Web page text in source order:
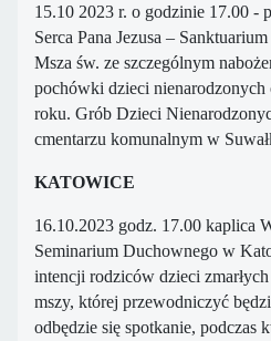
15.10 2023 r. o godzinie 17.00 -
Serca Pana Jezusa –
Msza św. ze szczególnym
pochówki dzieci
roku. Grób Dzieci
cmentarzu komunalnym w
KATOWICE
16.10.2023 godz. 17.00 kaplica
Seminarium Duchownego w
intencji rodziców dzieci
mszy, której przewodniczyć
odbędzie się spotkanie, podczas